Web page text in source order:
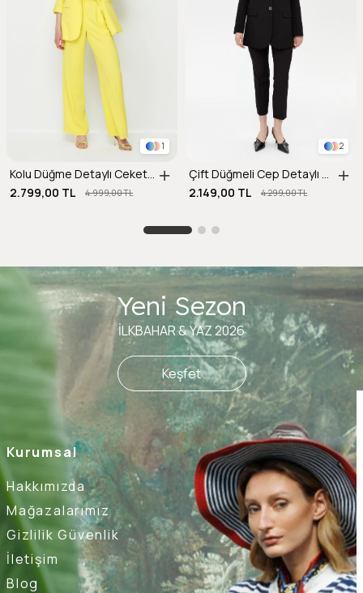
1
Kolu Düğme Detaylı Ceket-SARI
2.799,00 TL
4.999,00 TL
2
Çift Düğmeli Cep Detaylı Krep Ceket-SİYAH
2.149,00 TL
4.299,00 TL
Kurumsal
Hakkımızda
Mağazalarımız
Gizlilik Güvenlik
İletişim
Blog
Yeni Sezon
İLKBAHAR & YAZ 2026
Keşfet